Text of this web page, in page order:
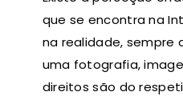
que se encontra na
na realidade, sempre
uma fotografia,
direitos são do